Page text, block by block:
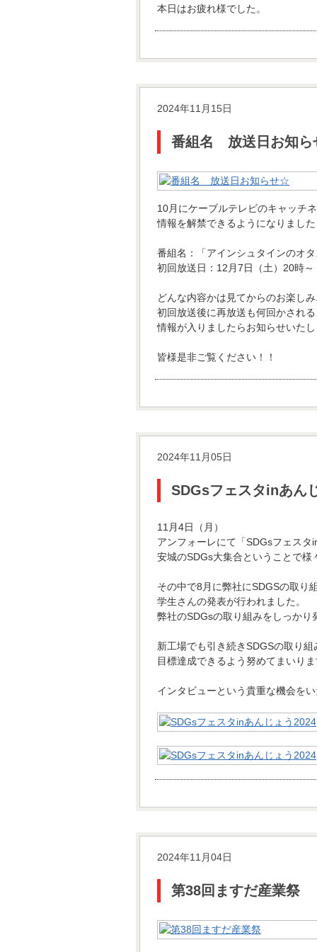
本日はお疲れ様でした。
2024年11月15日
番組名 放送日お知
10月にケーブルテレビのキャッチ
情報を解禁できるようになりまし
番組名：「アインシュタインのオ
初回放送日：12月7日（土）20時～
どんな内容かは見てからのお楽しみ
初回放送後に再放送も何回かされ
情報が入りましたらお知らせいた
皆様是非ご覧ください！！
2024年11月05日
SDGsフェスタinあん
11月4日（月）
アンフォーレにて「SDGsフェス
安城のSDGs大集合ということで
その中で8月に弊社にSDGSの取り
学生さんの発表が行われました。
弊社のSDGsの取り組みをしっか
新工場でも引き続きSDGSの取り組
目標達成できるよう努めてまいり
インタビューという貴重な機会を
2024年11月04日
第38回ますだ産業祭